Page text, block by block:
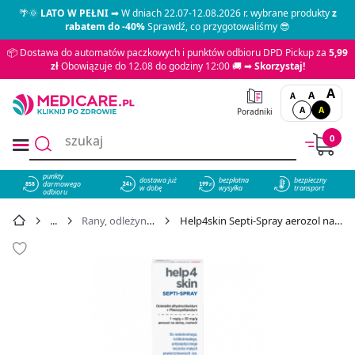
🌴🌞LATO W PEŁNI➡ W dniach 22.07-12.08.2026 r. wybrane produktyz
rabatem do -40%Sprawdź, co przygotowaliśmy 😎
📦 Dostawa do automatów paczkowych i punktów odbioru DPD Pickup za 5,99
złObowiązuje do 12.08 do godziny 12:00 🚚 ➡Skorzystaj!
Poradniki
A A A
A A
0
858
punkty
darmowego
odbioru
dostawa już
w dobę
bezpłatna
wysyłka
bezpieczny
transport
Rany, odleżyny, owrzodzenia Help4skin Septi-Spray aerozol na skórę, 50 ml - cena 18,99 zł